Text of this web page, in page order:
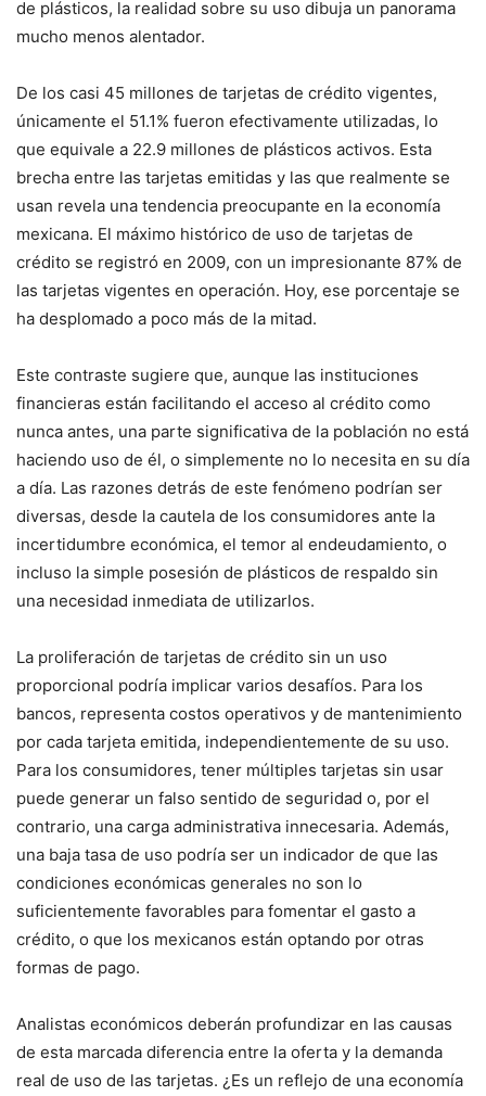
de plásticos, la realidad sobre su uso dibuja un panorama
mucho menos alentador.
De los casi 45 millones de tarjetas de crédito vigentes,
únicamente el 51.1% fueron efectivamente utilizadas, lo
que equivale a 22.9 millones de plásticos activos. Esta
brecha entre las tarjetas emitidas y las que realmente se
usan revela una tendencia preocupante en la economía
mexicana. El máximo histórico de uso de tarjetas de
crédito se registró en 2009, con un impresionante 87% de
las tarjetas vigentes en operación. Hoy, ese porcentaje se
ha desplomado a poco más de la mitad.
Este contraste sugiere que, aunque las instituciones
financieras están facilitando el acceso al crédito como
nunca antes, una parte significativa de la población no está
haciendo uso de él, o simplemente no lo necesita en su día
a día. Las razones detrás de este fenómeno podrían ser
diversas, desde la cautela de los consumidores ante la
incertidumbre económica, el temor al endeudamiento, o
incluso la simple posesión de plásticos de respaldo sin
una necesidad inmediata de utilizarlos.
La proliferación de tarjetas de crédito sin un uso
proporcional podría implicar varios desafíos. Para los
bancos, representa costos operativos y de mantenimiento
por cada tarjeta emitida, independientemente de su uso.
Para los consumidores, tener múltiples tarjetas sin usar
puede generar un falso sentido de seguridad o, por el
contrario, una carga administrativa innecesaria. Además,
una baja tasa de uso podría ser un indicador de que las
condiciones económicas generales no son lo
suficientemente favorables para fomentar el gasto a
crédito, o que los mexicanos están optando por otras
formas de pago.
Analistas económicos deberán profundizar en las causas
de esta marcada diferencia entre la oferta y la demanda
real de uso de las tarjetas. ¿Es un reflejo de una economía